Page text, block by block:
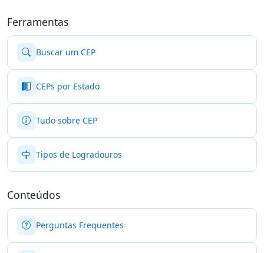
Ferramentas
Buscar um CEP
CEPs por Estado
Tudo sobre CEP
Tipos de Logradouros
Conteúdos
Perguntas Frequentes